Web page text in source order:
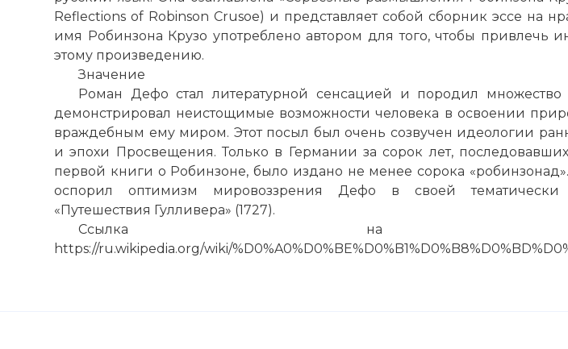
Reflections of Robinson Crusoe) и представляет собой сборник эссе на
имя Робинзона Крузо употреблено автором для того, чтобы привлечь
этому произведению.
Значение
Роман Дефо стал литературной сенсацией и породил
демонстрировал неистощимые возможности человека в освоении
враждебным ему миром. Этот посыл был очень созвучен идеологии
и эпохи Просвещения. Только в Германии за сорок лет,
первой книги о Робинзоне, было издано не менее сорока
оспорил оптимизм мировоззрения Дефо в своей тематически
«Путешествия Гулливера» (1727).
Ссылка на
https://ru.wikipedia.org/wiki/